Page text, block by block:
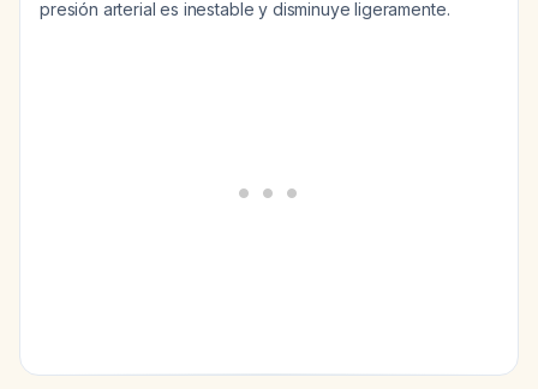
presión arterial es inestable y disminuye ligeramente.